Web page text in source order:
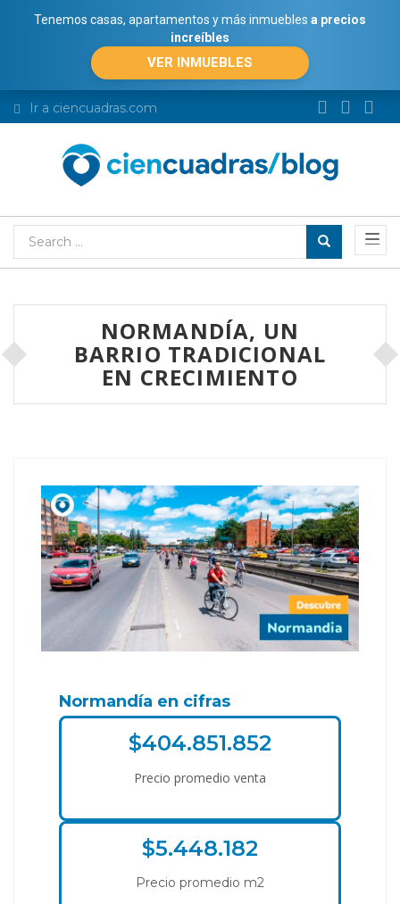
Tenemos casas, apartamentos y más inmuebles a precios
increíbles
VER INMUEBLES
Ir a ciencuadras.com
NORMANDÍA, UN
BARRIO TRADICIONAL
EN CRECIMIENTO
Normandía en cifras
$404.851.852
Precio promedio venta
$5.448.182
Precio promedio m2